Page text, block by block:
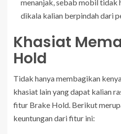
menanjak, sebab mobil tidak
dikala kalian berpindah dari
Khasiat
Hold
Tidak hanya membagikan
khasiat lain yang dapat kalian
fitur Brake Hold. Berikut
keuntungan dari fitur ini: